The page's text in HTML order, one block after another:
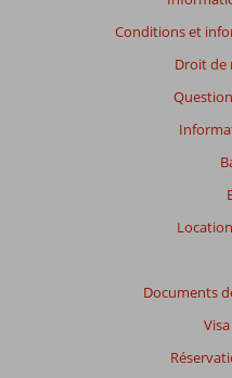
Conditions et
Droit de
Documents